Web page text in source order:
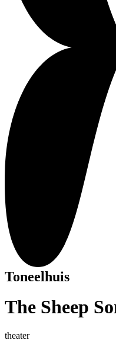
Toneelhuis
The Sheep
theater